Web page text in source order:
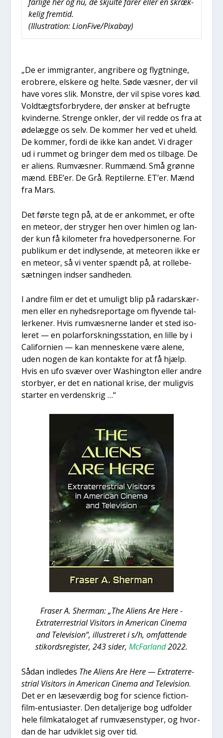
far­li­ge her og nu, de skjul­te farer eller en skræk­
ke­lig frem­tid.
(Illu­stra­tion: LionFive/Pixabay)
„De er immi­gran­ter, angri­be­re og flygt­nin­ge,
ero­bre­re, elske­re og hel­te. Søde væs­ner, der vil
have vores slik. Mon­stre, der vil spi­se vores kød.
Voldtægts­for­bry­de­re, der ønsker at befrug­te
kvin­der­ne. Stren­ge onk­ler, der vil red­de os fra at
øde­læg­ge os selv. De kom­mer her ved et uheld.
De kom­mer, for­di de ikke kan andet. Vi dra­ger
ud i rum­met og brin­ger dem med os til­ba­ge. De
er ali­ens. Rumvæs­ner. Rum­mænd. Små grøn­ne
mænd. EBE’er. De Grå. Rep­ti­ler­ne. ET’er. Mænd
fra Mars.
Det før­ste tegn på, at de er ankom­met, er ofte
en meteor, der stry­ger hen over him­len og lan­
der kun få kilo­me­ter fra hoved­per­so­ner­ne. For
publi­kum er det ind­ly­sen­de, at mete­o­ren ikke er
en meteor, så vi ven­ter spændt på, at rol­le­be­
sæt­nin­gen ind­ser sand­he­den.
I andre film er det et umu­ligt blip på radarskær­
men eller en nyheds­repor­ta­ge om fly­ven­de tal­
ler­ke­ner. Hvis rumvæs­ner­ne lan­der et sted iso­
le­ret — en polar­forsk­nings­sta­tion, en lil­le by i
Cali­for­ni­en — kan men­ne­ske­ne være ale­ne,
uden nogen de kan kon­tak­te for at få hjælp.
Hvis en ufo svæ­ver over Was­hin­g­ton eller andre
stor­by­er, er det en natio­nal kri­se, der mulig­vis
star­ter en ver­denskrig …“
Fra­ser A. Sher­man: „The Ali­ens Are Here -
Extra­ter­re­stri­al Visi­tors in Ame­ri­can Cine­ma
and Tele­vi­sion“, illu­stre­ret i s/h, omfat­ten­de
sti­kord­s­re­gi­ster, 243 sider, McFar­land2022.
Sådan ind­le­des The Ali­ens Are Here — Extra­ter­re­
stri­al Visi­tors in Ame­ri­can Cine­ma and Tele­vi­sion.
Det er en læse­vær­dig bog for sci­en­ce fiction-
film-entu­si­a­ster. Den detal­je­ri­ge bog udfol­der
hele film­ka­ta­lo­get af rumvæ­sens­ty­per, og hvor­
dan de har udvik­let sig over tid.